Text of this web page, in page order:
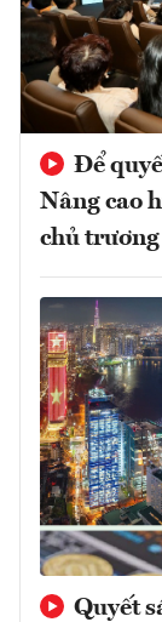
Để
Nâng cao
chủ
Quyết